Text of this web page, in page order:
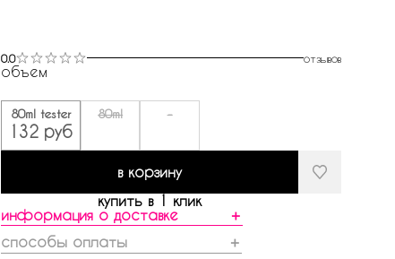
0.0 отзывов
объем
80ml tester
132 руб
80ml -
в корзину
купить в 1 клик
информация о доставке
＋
способы оплаты
＋